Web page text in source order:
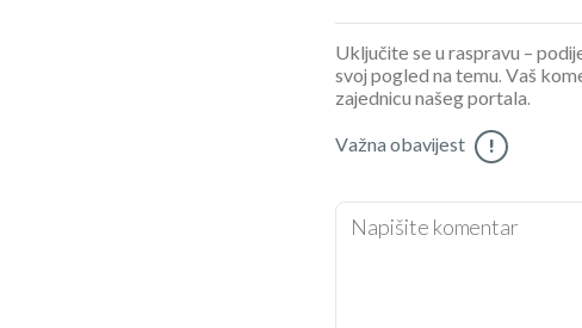
Uključite se u raspravu –
svoj pogled na temu. Vaš
zajednicu našeg portala.
Važna obavijest !